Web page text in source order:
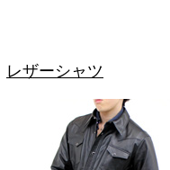
レザーシャツ